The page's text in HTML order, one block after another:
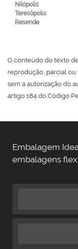
Nilópolis
Teresópolis
Resende
O conteúdo do texto
reprodução, parcial ou
sem a autorização do
artigo 184 do Código
Embalagem
embalagens